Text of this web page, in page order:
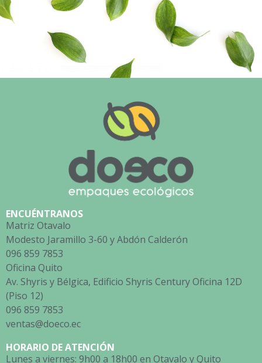
ENCUÉNTRANOS
Matriz Otavalo
Modesto Jaramillo 3-60 y Abdón Calderón
096 859 7853
Oficina Quito
Av. Shyris y Bélgica, Edificio Shyris Century Oficina 12D
(Piso 12)
096 859 7853
ventas@doeco.ec
HORARIO DE ATENCIÓN
Lunes a viernes: 9h00 a 18h00 en Otavalo y Quito